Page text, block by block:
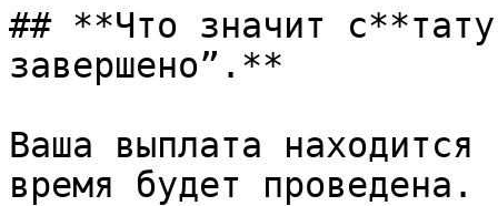
## **Что значит
завершено”.**
Ваша выплата
время будет проведена.